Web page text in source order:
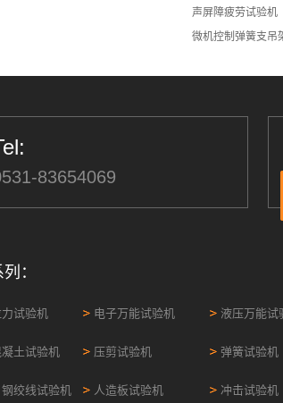
声屏障疲劳试验机
微机控制弹簧支吊
83654069
：
试验机 电子万能试验机 液压万能试
土试验机 压剪试验机 弹簧试验机
绞线试验机 人造板试验机 冲击试验机